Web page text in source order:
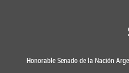
Honorable Senado de la Nación